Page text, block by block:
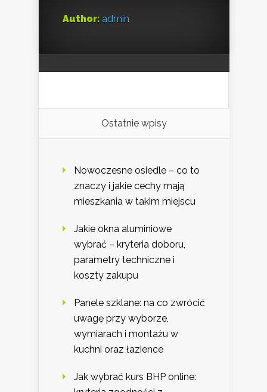
Author: admin
Ostatnie wpisy
Nowoczesne osiedle – co to
znaczy i jakie cechy mają
mieszkania w takim miejscu
Jakie okna aluminiowe
wybrać – kryteria doboru,
parametry techniczne i
koszty zakupu
Panele szklane: na co zwrócić
uwagę przy wyborze,
wymiarach i montażu w
kuchni oraz łazience
Jak wybrać kurs BHP online: